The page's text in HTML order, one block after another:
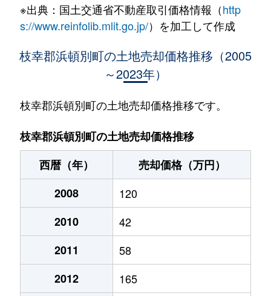
※出典：国土交通省不動産取引価格情報（http
s://www.reinfolib.mlit.go.jp/）を加工して作成
枝幸郡浜頓別町の土地売却価格推移（2005
～2023年）
枝幸郡浜頓別町の土地売却価格推移です。
枝幸郡浜頓別町の土地売却価格推移
西暦（年）
売却価格（万円）
2008
120
2010
42
2011
58
2012
165